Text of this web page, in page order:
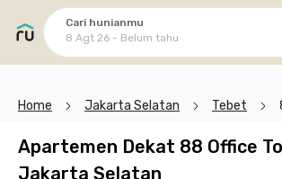
Cari hunianmu
8 Agt 26 - Belum tahu
Home Jakarta Selatan Tebet
Apartemen Dekat 88 Office
Jakarta Selatan